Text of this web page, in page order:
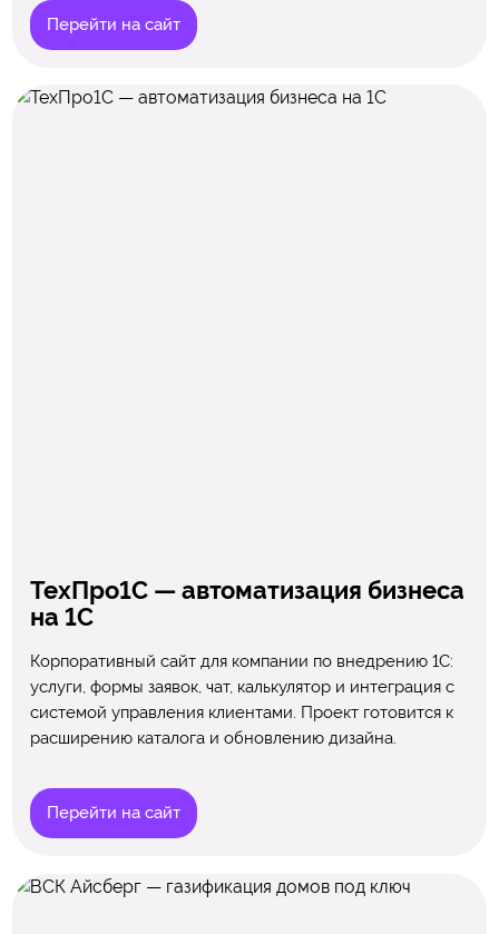
Перейти на сайт
ТехПро1С — автоматизация бизнеса
на 1С
Корпоративный сайт для компании по внедрению 1С:
услуги, формы заявок, чат, калькулятор и интеграция с
системой управления клиентами. Проект готовится к
расширению каталога и обновлению дизайна.
Перейти на сайт